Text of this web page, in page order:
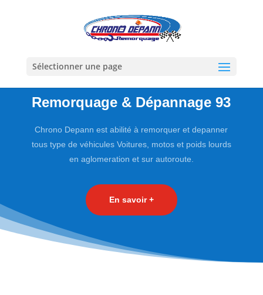
Sélectionner une page
Remorquage & Dépannage 93
Chrono Depann est abilité à remorquer et depanner
tous type de véhicules Voitures, motos et poids lourds
en aglomeration et sur autoroute.
En savoir +